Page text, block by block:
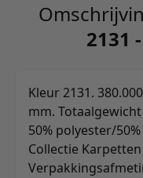
2131
Kleur 2131.
mm.
50% polyester/
Collectie Karpetten